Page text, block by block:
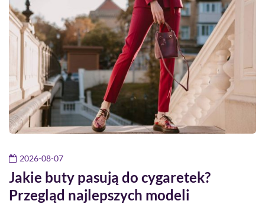
2026-08-07
Jakie buty pasują do cygaretek?
Przegląd najlepszych modeli